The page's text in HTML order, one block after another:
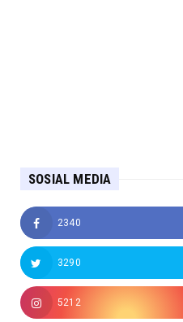
SOSIAL MEDIA
2340
3290
5212